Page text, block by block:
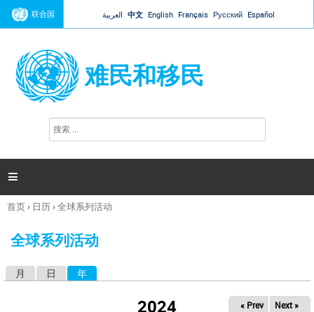
Jump to navigation
联合国 العربية 中文 English Français Русский Español
难民和移民
搜
索

你
这
首页› 日历›全球系列活动
全球系列活动
月 日 年
2024 « Prev Next »